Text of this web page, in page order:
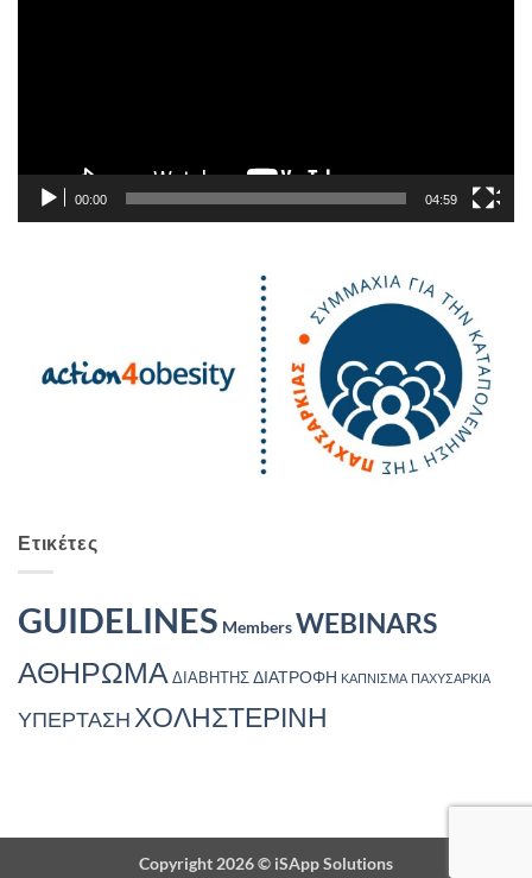
00:00 04:59
Ετικέτες
GUIDELINES MembersWEBINARS
ΑΘΗΡΩΜΑ ΔΙΑΒΗΤΗΣ ΔΙΑΤΡΟΦΗ ΚΑΠΝΙΣΜΑ ΠΑΧΥΣΑΡΚΙΑ
ΥΠΕΡΤΑΣΗ ΧΟΛΗΣΤΕΡΙΝΗ
Copyright 2026 © iSApp Solutions